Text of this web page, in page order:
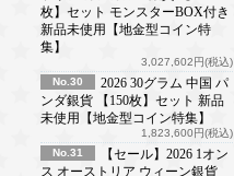
枚】セット モンスターBOX付き
新品未使用【地金型コイン特
集】
3,027,602円(税込)
No.30
2026 30グラム 中国 パ
ンダ銀貨 【150枚】セット 新品
未使用【地金型コイン特集】
1,823,600円(税込)
No.31
【セール】2026 1オン
ス オーストリア ウィーン銀貨